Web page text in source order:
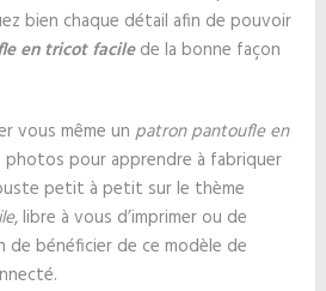
bien chaque détail afin de pouvoir
en tricot facilede la bonne façon
vous même un patron pantoufle en
pour apprendre à fabriquer
petit à petit sur le thème
, libre à vous d’imprimer ou de
de bénéficier de ce modèle de